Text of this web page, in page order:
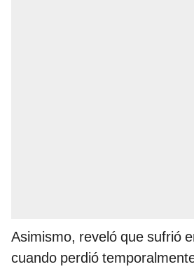
Asimismo, reveló que sufrió
cuando perdió